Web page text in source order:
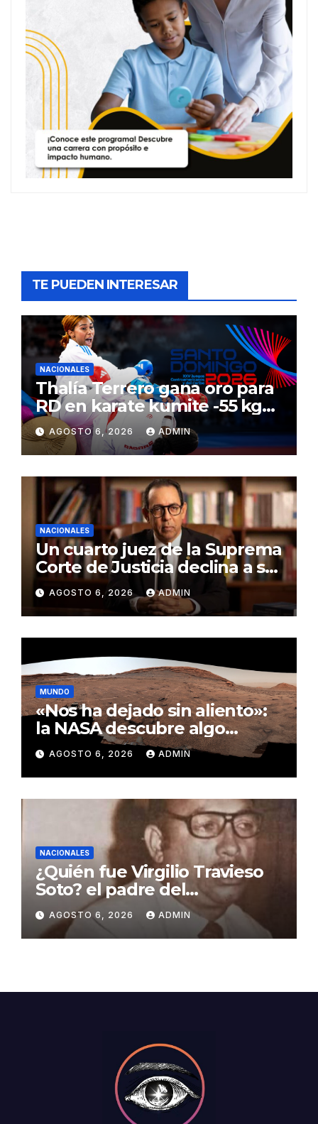
TE PUEDEN INTERESAR
NACIONALES
Thalía Terrero gana oro para
RD en karate kumite -55 kg
en Santo Domingo 2026
AGOSTO 6, 2026 ADMIN
NACIONALES
Un cuarto juez de la Suprema
Corte de Justicia declina a ser
evaluado por el CNM
AGOSTO 6, 2026 ADMIN
MUNDO
«Nos ha dejado sin aliento»:
la NASA descubre algo
insólito en Marte
AGOSTO 6, 2026 ADMIN
NACIONALES
¿Quién fue Virgilio Travieso
Soto? el padre del
baloncesto dominicano
AGOSTO 6, 2026 ADMIN